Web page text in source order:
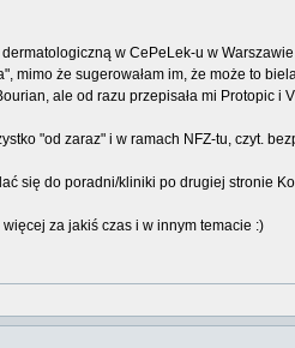
w CePeLek-u w
mimo że sugerowałam im, że może to
ale od razu przepisała mi Protopic i
"od zaraz" i w ramach NFZ-tu, czyt.
się do poradni/kliniki po drugiej stronie
za jakiś czas i w innym temacie :)